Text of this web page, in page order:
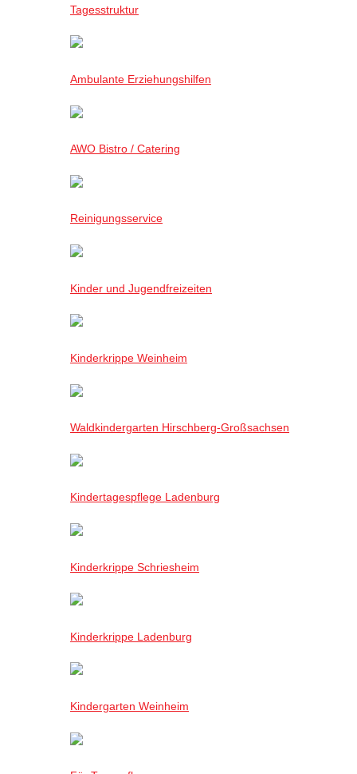
Tagesstruktur
Ambulante Erziehungshilfen
AWO Bistro / Catering
Reinigungsservice
Kinder und Jugendfreizeiten
Kinderkrippe Weinheim
Waldkindergarten Hirschberg-Großsachsen
Kindertagespflege Ladenburg
Kinderkrippe Schriesheim
Kinderkrippe Ladenburg
Kindergarten Weinheim